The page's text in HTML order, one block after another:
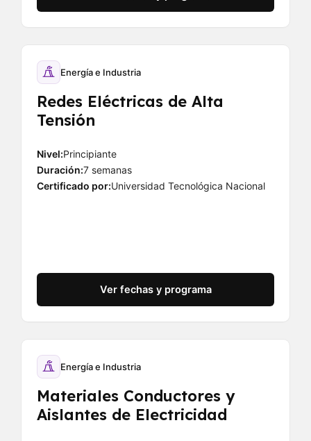
Energía e Industria
Redes Eléctricas de Alta
Tensión
Nivel:Principiante
Duración:7 semanas
Certificado por:Universidad Tecnológica Nacional
Ver fechas y programa
Energía e Industria
Materiales Conductores y
Aislantes de Electricidad